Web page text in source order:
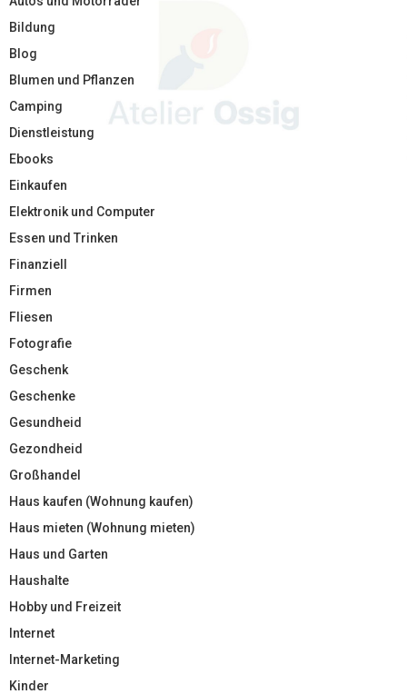
Bildung
Blog
Blumen und Pflanzen
Camping
Dienstleistung
Ebooks
Einkaufen
Elektronik und Computer
Essen und Trinken
Finanziell
Firmen
Fliesen
Fotografie
Geschenk
Geschenke
Gesundheid
Gezondheid
Großhandel
Haus kaufen (Wohnung kaufen)
Haus mieten (Wohnung mieten)
Haus und Garten
Haushalte
Hobby und Freizeit
Internet
Internet-Marketing
Kinder